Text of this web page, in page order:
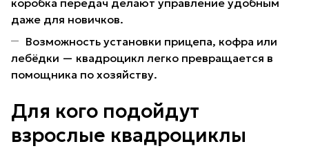
коробка передач делают управление удобным
даже для новичков.
Возможность установки прицепа, кофра или
лебёдки — квадроцикл легко превращается в
помощника по хозяйству.
Для кого подойдут
взрослые квадроциклы